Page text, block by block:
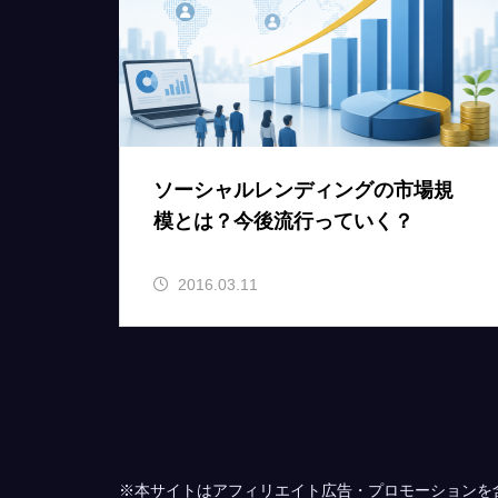
ソーシャルレンディングの市場規
模とは？今後流行っていく？
2016.03.11
※本サイトはアフィリエイト広告・プロモーションを